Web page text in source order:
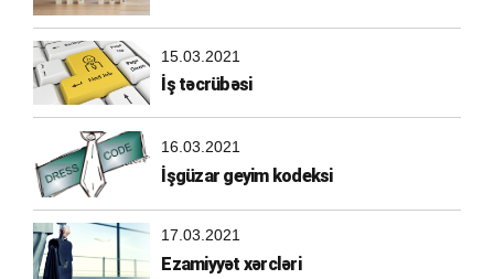
15.03.2021
İş təcrübəsi
16.03.2021
İşgüzar geyim kodeksi
17.03.2021
Ezamiyyət xərcləri